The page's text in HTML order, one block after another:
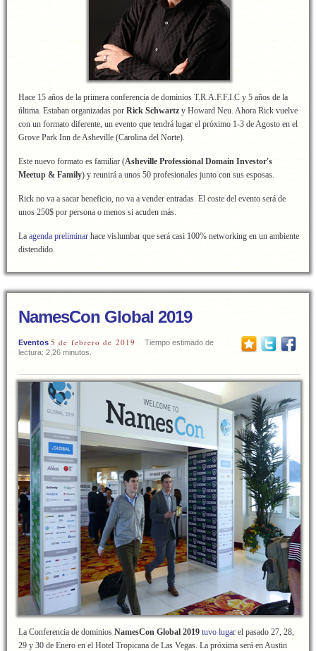
Hace 15 años de la primera conferencia de dominios T.R.A.F.F.I.C y 5 años de la
última. Estaban organizadas por Rick Schwartz y Howard Neu. Ahora Rick vuelve
con un formato diferente, un evento que tendrá lugar el próximo 1-3 de Agosto en el
Grove Park Inn de Asheville (Carolina del Norte).
Este nuevo formato es familiar (Asheville Professional Domain Investor's
Meetup & Family) y reunirá a unos 50 profesionales junto con sus esposas.
Rick no va a sacar beneficio, no va a vender entradas. El coste del evento será de
unos 250$ por persona o menos si acuden más.
La agenda preliminar hace vislumbar que será casi 100% networking en un ambiente
distendido.
NamesCon Global 2019
Eventos 5 de febrero de 2019
Tiempo estimado de
lectura: 2,26 minutos.
La Conferencia de dominios NamesCon Global 2019 tuvo lugar el pasado 27, 28,
29 y 30 de Enero en el Hotel Tropicana de Las Vegas. La próxima será en Austin